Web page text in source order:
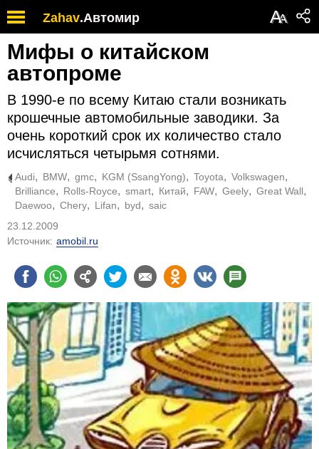
Zahav.Автомир АА
Мифы о китайском
автопроме
В 1990-е по всему Китаю стали возникать
крошечные автомобильные заводики. За
очень короткий срок их количество стало
исчисляться четырьмя сотнями.
Audi BMW gmc KGM (SsangYong) Toyota
Volkswagen
Brilliance
Rolls-Royce smart Китай FAW Geely
Great Wall
Daewoo
Chery Lifan byd
saic
23.12.2009
Источник: amobil.ru